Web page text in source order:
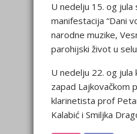
U nedelju 15. og jula
manifestacija “Dani
narodne muzike,
parohijski život u
U nedelju 22. og
zapad Lajkovačkom
klarinetista prof
Kalabić i Smiljka